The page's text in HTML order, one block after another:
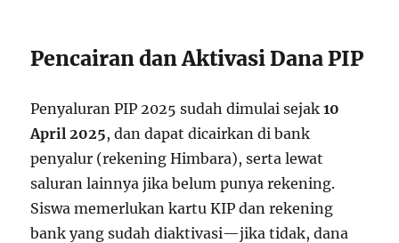
Pencairan dan Aktivasi Dana PIP
Penyaluran PIP 2025 sudah dimulai sejak10
April 2025, dan dapat dicairkan di bank
penyalur (rekening Himbara), serta lewat
saluran lainnya jika belum punya rekening.
Siswa memerlukan kartu KIP dan rekening
bank yang sudah diaktivasi—jika tidak, dana